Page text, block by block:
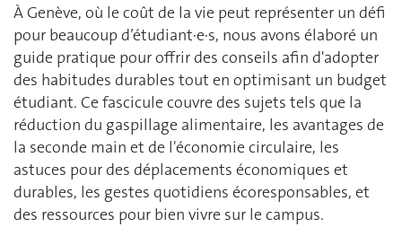
À Genève, où le coût de la vie peut représenter un défi
pour beaucoup d’étudiant·e·s, nous avons élaboré un
guide pratique pour offrir des conseils afin d'adopter
des habitudes durables tout en optimisant un budget
étudiant. Ce fascicule couvre des sujets tels que la
réduction du gaspillage alimentaire, les avantages de
la seconde main et de l'économie circulaire, les
astuces pour des déplacements économiques et
durables, les gestes quotidiens écoresponsables, et
des ressources pour bien vivre sur le campus.